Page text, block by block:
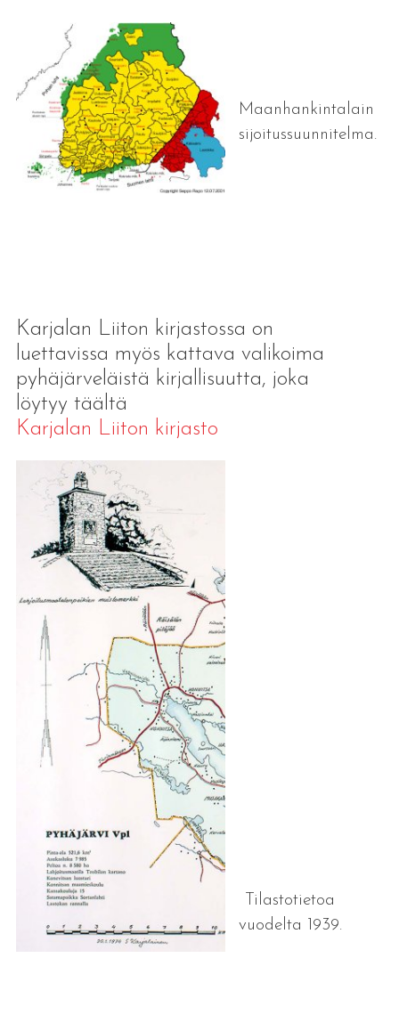
Maanhankintalain
sijoitussuunnitelma.
Karjalan Liiton kirjastossa on
luettavissa myös kattava valikoima
pyhäjärveläistä kirjallisuutta, joka
löytyy täältä
Karjalan Liiton kirjasto
Tilastotietoa
vuodelta 1939.